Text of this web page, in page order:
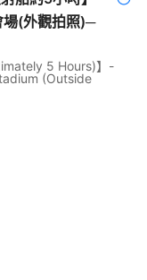
(外觀拍照)─
5 Hours)】-
(Outside